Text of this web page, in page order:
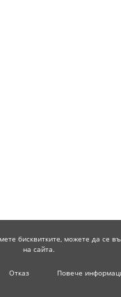
бисквитките, можете да се
на сайта.
Отказ Повече